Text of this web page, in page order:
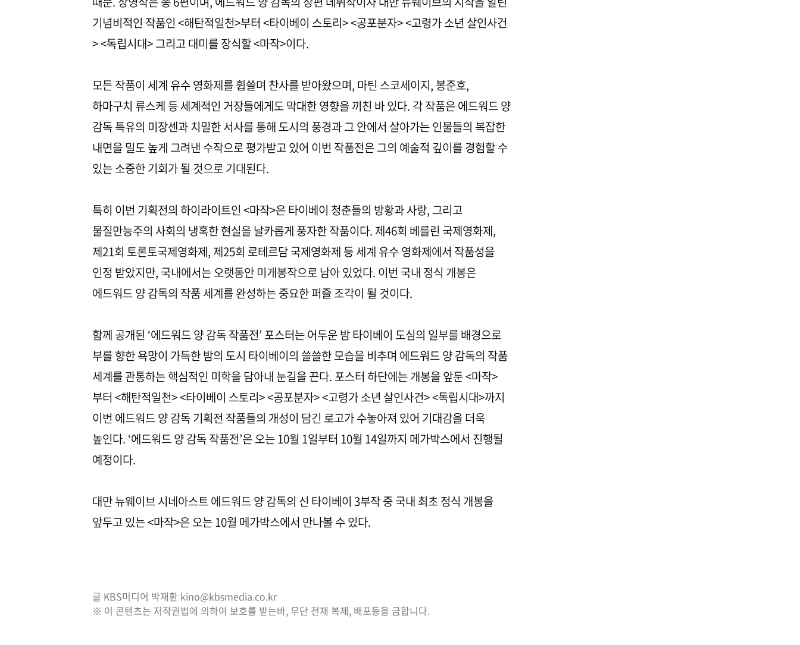
기념비적인 작품인 <해탄적일천>부터 <타이베이 스토리> <공포분자> <고령가 소년 살인사건
> <독립시대> 그리고 대미를 장식할 <마작>이다.
모든 작품이 세계 유수 영화제를 휩쓸며 찬사를 받아왔으며, 마틴 스코세이지, 봉준호,
하마구치 류스케 등 세계적인 거장들에게도 막대한 영향을 끼친 바 있다. 각 작품은 에드워드 양
감독 특유의 미장센과 치밀한 서사를 통해 도시의 풍경과 그 안에서 살아가는 인물들의 복잡한
내면을 밀도 높게 그려낸 수작으로 평가받고 있어 이번 작품전은 그의 예술적 깊이를 경험할 수
있는 소중한 기회가 될 것으로 기대된다.
특히 이번 기획전의 하이라이트인 <마작>은 타이베이 청춘들의 방황과 사랑, 그리고
물질만능주의 사회의 냉혹한 현실을 날카롭게 풍자한 작품이다. 제46회 베를린 국제영화제,
제21회 토론토국제영화제, 제25회 로테르담 국제영화제 등 세계 유수 영화제에서 작품성을
인정 받았지만, 국내에서는 오랫동안 미개봉작으로 남아 있었다. 이번 국내 정식 개봉은
에드워드 양 감독의 작품 세계를 완성하는 중요한 퍼즐 조각이 될 것이다.
함께 공개된 ‘에드워드 양 감독 작품전’ 포스터는 어두운 밤 타이베이 도심의 일부를 배경으로
부를 향한 욕망이 가득한 밤의 도시 타이베이의 쓸쓸한 모습을 비추며 에드워드 양 감독의 작품
세계를 관통하는 핵심적인 미학을 담아내 눈길을 끈다. 포스터 하단에는 개봉을 앞둔 <마작>
부터 <해탄적일천> <타이베이 스토리> <공포분자> <고령가 소년 살인사건> <독립시대>까지
이번 에드워드 양 감독 기획전 작품들의 개성이 담긴 로고가 수놓아져 있어 기대감을 더욱
높인다. ‘에드워드 양 감독 작품전’은 오는 10월 1일부터 10월 14일까지 메가박스에서 진행될
예정이다.
대만 뉴웨이브 시네아스트 에드워드 양 감독의 신 타이베이 3부작 중 국내 최초 정식 개봉을
앞두고 있는 <마작>은 오는 10월 메가박스에서 만나볼 수 있다.
글 KBS미디어 박재환 kino@kbsmedia.co.kr
※ 이 콘텐츠는 저작권법에 의하여 보호를 받는바, 무단 전재 복제, 배포등을 금합니다.